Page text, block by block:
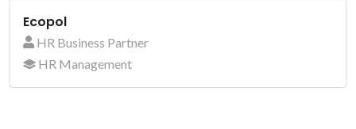
Ecopol
HR Business Partner
HR Management